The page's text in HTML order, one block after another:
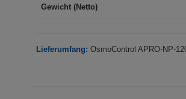
Gewicht (Netto)
Lieferumfang: OsmoControl APRO-NP-